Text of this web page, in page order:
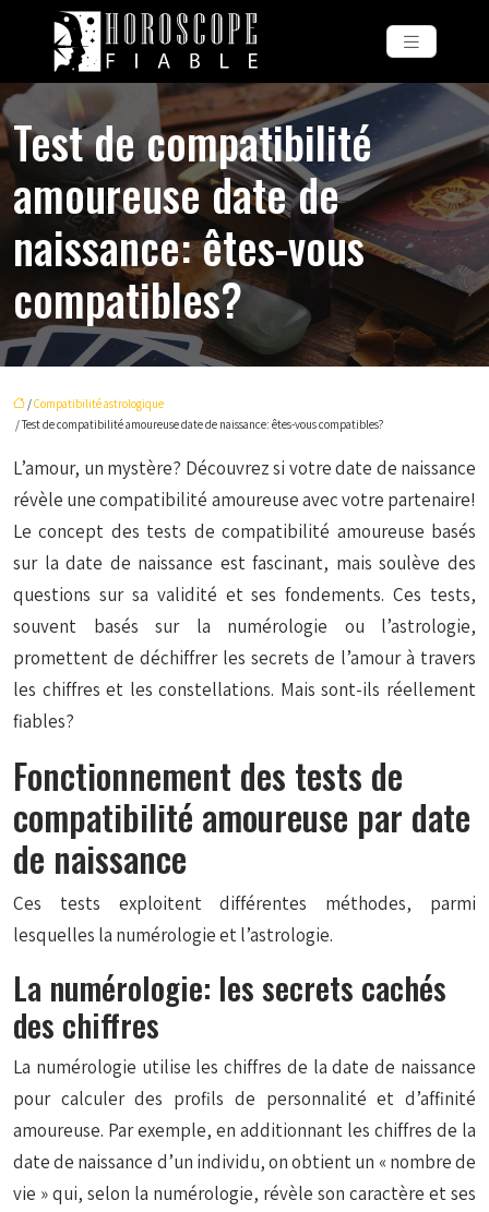
Test de compatibilité
amoureuse date de
naissance: êtes-vous
compatibles?
/Compatibilité astrologique
/ Test de compatibilité amoureuse date de naissance: êtes-vous compatibles?
L’amour, un mystère? Découvrez si votre date de naissance
révèle une compatibilité amoureuse avec votre partenaire!
Le concept des tests de compatibilité amoureuse basés
sur la date de naissance est fascinant, mais soulève des
questions sur sa validité et ses fondements. Ces tests,
souvent basés sur la numérologie ou l’astrologie,
promettent de déchiffrer les secrets de l’amour à travers
les chiffres et les constellations. Mais sont-ils réellement
fiables?
Fonctionnement des tests de
compatibilité amoureuse par date
de naissance
Ces tests exploitent différentes méthodes, parmi
lesquelles la numérologie et l’astrologie.
La numérologie: les secrets cachés
des chiffres
La numérologie utilise les chiffres de la date de naissance
pour calculer des profils de personnalité et d’affinité
amoureuse. Par exemple, en additionnant les chiffres de la
date de naissance d’un individu, on obtient un « nombre de
vie » qui, selon la numérologie, révèle son caractère et ses